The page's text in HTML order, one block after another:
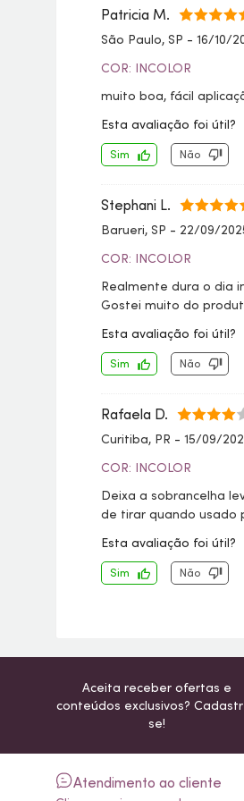
Patricia M.
São Paulo, SP - 16/10/
COR: INCOLOR
muito boa, fácil
Esta avaliação foi útil?
Sim Não
Stephani L.
Barueri, SP - 22/09/
COR: INCOLOR
Realmente dura o dia
Gostei muito do
Esta avaliação foi útil?
Sim Não
Rafaela D.
Curitiba, PR - 15/09/
COR: INCOLOR
Deixa a sobrancelha
de tirar quando usado
Esta avaliação foi útil?
Sim Não
Aceita receber ofertas e
conteúdos exclusivos?
se!
Atendimento ao cliente